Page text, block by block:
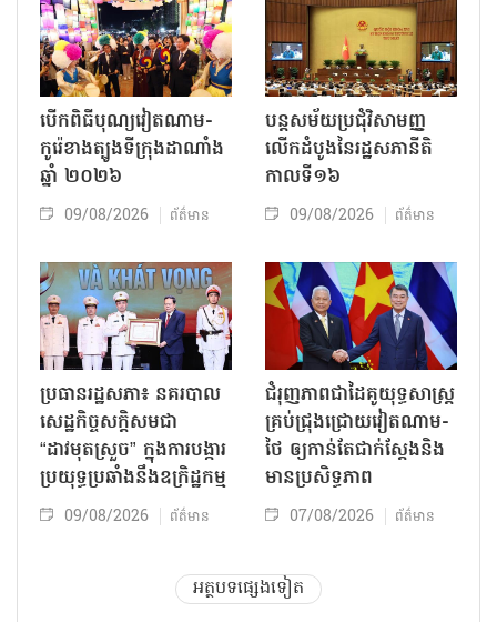
បើកពិធីបុណ្យវៀតណាម-
កូរ៉េខាងត្បូងទីក្រុងដាណាំង
ឆ្នាំ ២០២៦
09/08/2026 ព័ត៌មាន
បន្តសម័យប្រជុំវិសាមញ្ញ
លើកដំបូងនៃរដ្ឋសភានីតិ
កាលទី១៦
09/08/2026 ព័ត៌មាន
ប្រធានរដ្ឋសភា៖ នគរបាល
សេដ្ឋកិច្ចសក្តិសមជា
“ដាវមុតស្រួច” ក្នុងការបង្ការ
ប្រយុទ្ធប្រឆាំងនឹងឧក្រិដ្ឋកម្ម
09/08/2026 ព័ត៌មាន
ជំរុញភាពជាដៃគូយុទ្ធសាស្ត្រ
គ្រប់ជ្រុងជ្រោយវៀតណាម-
ថៃ ឲ្យកាន់តែជាក់ស្ដែងនិង
មានប្រសិទ្ធភាព
07/08/2026 ព័ត៌មាន
អត្ថបទផ្សេងទៀត